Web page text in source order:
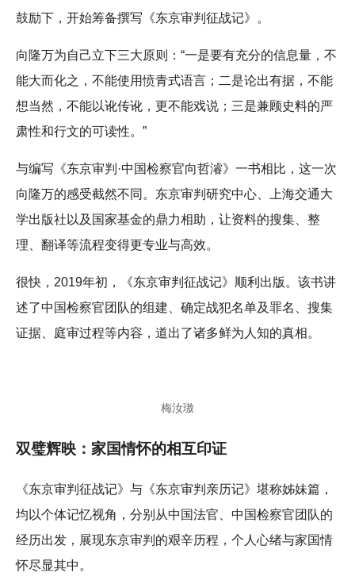
鼓励下，开始筹备撰写《东京审判征战记》。
向隆万为自己立下三大原则：“一是要有充分的信息量，不
能大而化之，不能使用愤青式语言；二是论出有据，不能
想当然，不能以讹传讹，更不能戏说；三是兼顾史料的严
肃性和行文的可读性。”
与编写《东京审判·中国检察官向哲濬》一书相比，这一次
向隆万的感受截然不同。东京审判研究中心、上海交通大
学出版社以及国家基金的鼎力相助，让资料的搜集、整
理、翻译等流程变得更专业与高效。
很快，2019年初，《东京审判征战记》顺利出版。该书讲
述了中国检察官团队的组建、确定战犯名单及罪名、搜集
证据、庭审过程等内容，道出了诸多鲜为人知的真相。
梅汝璈
双璧辉映：家国情怀的相互印证
《东京审判征战记》与《东京审判亲历记》堪称姊妹篇，
均以个体记忆视角，分别从中国法官、中国检察官团队的
经历出发，展现东京审判的艰辛历程，个人心绪与家国情
怀尽显其中。